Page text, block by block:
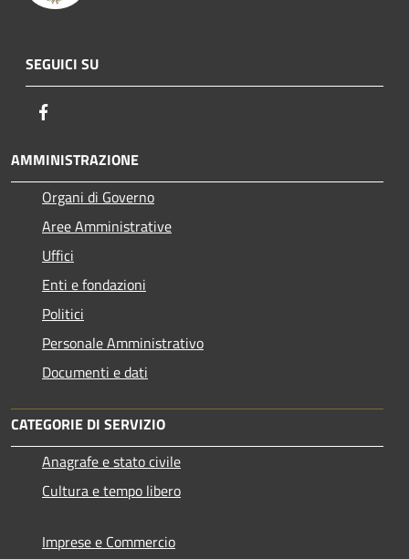
SEGUICI SU
AMMINISTRAZIONE
Organi di Governo
Aree Amministrative
Uffici
Enti e fondazioni
Politici
Personale Amministrativo
Documenti e dati
CATEGORIE DI SERVIZIO
Anagrafe e stato civile
Cultura e tempo libero
Imprese e Commercio